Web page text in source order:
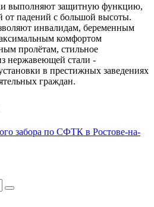
выполняют защитную функцию,
от падений с большой высоты.
инвалидам, беременным
комфортом
пролётам, стильное
нержавеющей стали -
в престижных заведениях
граждан.
забора по СФТК в Ростове-на-